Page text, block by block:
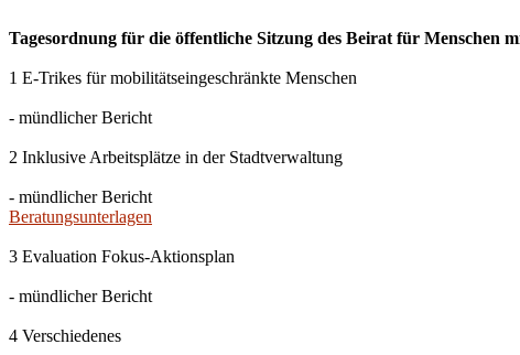
Tagesordnung für die öffentliche Sitzung des Beirat für Menschen
1 E-Trikes für mobilitätseingeschränkte Menschen
- mündlicher Bericht
2 Inklusive Arbeitsplätze in der Stadtverwaltung
- mündlicher Bericht
Beratungsunterlagen
3 Evaluation Fokus-Aktionsplan
- mündlicher Bericht
4 Verschiedenes